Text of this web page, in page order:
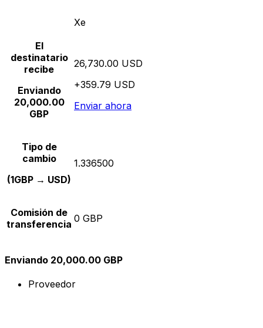
Xe
El
destinatario
recibe
Enviando
20,000.00
GBP
26,730.00 USD
+359.79 USD
Enviar ahora
Tipo de
cambio
(1GBP → USD)
1.336500
Comisión de
transferencia 0 GBP
Enviando 20,000.00 GBP
Proveedor